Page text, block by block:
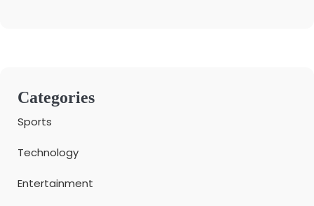
Categories
Sports
Technology
Entertainment